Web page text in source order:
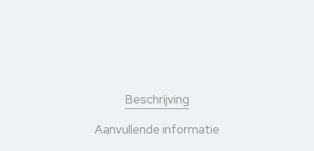
Beschrijving
Aanvullende informatie